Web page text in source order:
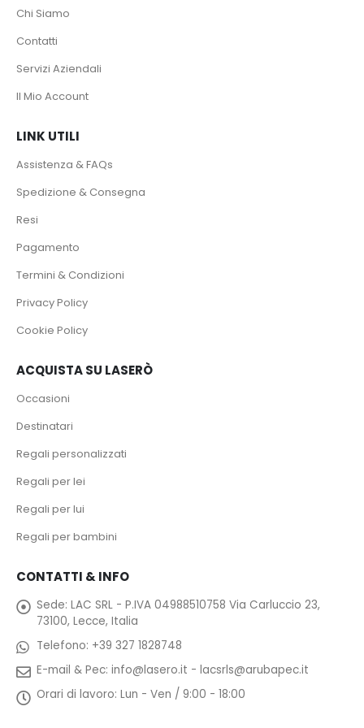
Chi Siamo
Contatti
Servizi Aziendali
Il Mio Account
LINK UTILI
Assistenza & FAQs
Spedizione & Consegna
Resi
Pagamento
Termini & Condizioni
Privacy Policy
Cookie Policy
ACQUISTA SU LASERÒ
Occasioni
Destinatari
Regali personalizzati
Regali per lei
Regali per lui
Regali per bambini
CONTATTI & INFO
Sede: LAC SRL - P.IVA 04988510758 Via Carluccio 23,
73100, Lecce, Italia
Telefono: +39 327 1828748
E-mail & Pec: info@lasero.it - lacsrls@arubapec.it
Orari di lavoro: Lun - Ven / 9:00 - 18:00